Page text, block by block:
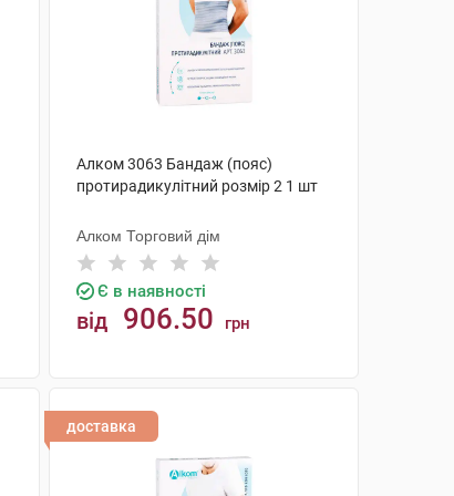
Алком 3063 Бандаж (пояс)
протирадикулітний розмір 2 1 шт
Алком Торговий дім
Є в наявності
від 906.50 грн
доставка